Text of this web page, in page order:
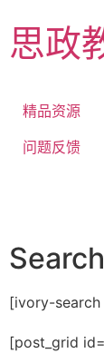
思政
精品资源
问题反馈
Search
[ivory-
[post_grid